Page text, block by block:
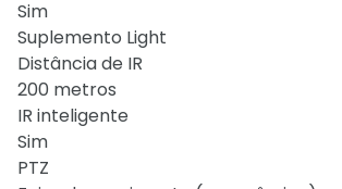
Sim
Suplemento Light
Distância de IR
200 metros
IR inteligente
Sim
PTZ